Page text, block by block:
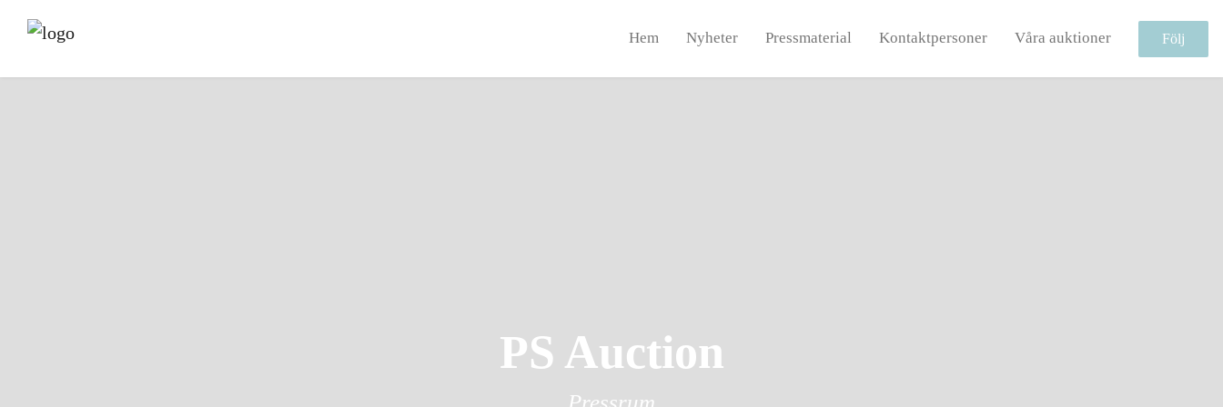
Hem Nyheter Pressmaterial Kontaktpersoner Våra auktioner Följ
PS Auction
Pressrum